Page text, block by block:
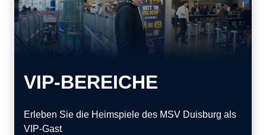
VIP-BEREICHE
Erleben Sie die Heimspiele des MSV Duisburg als
VIP-Gast